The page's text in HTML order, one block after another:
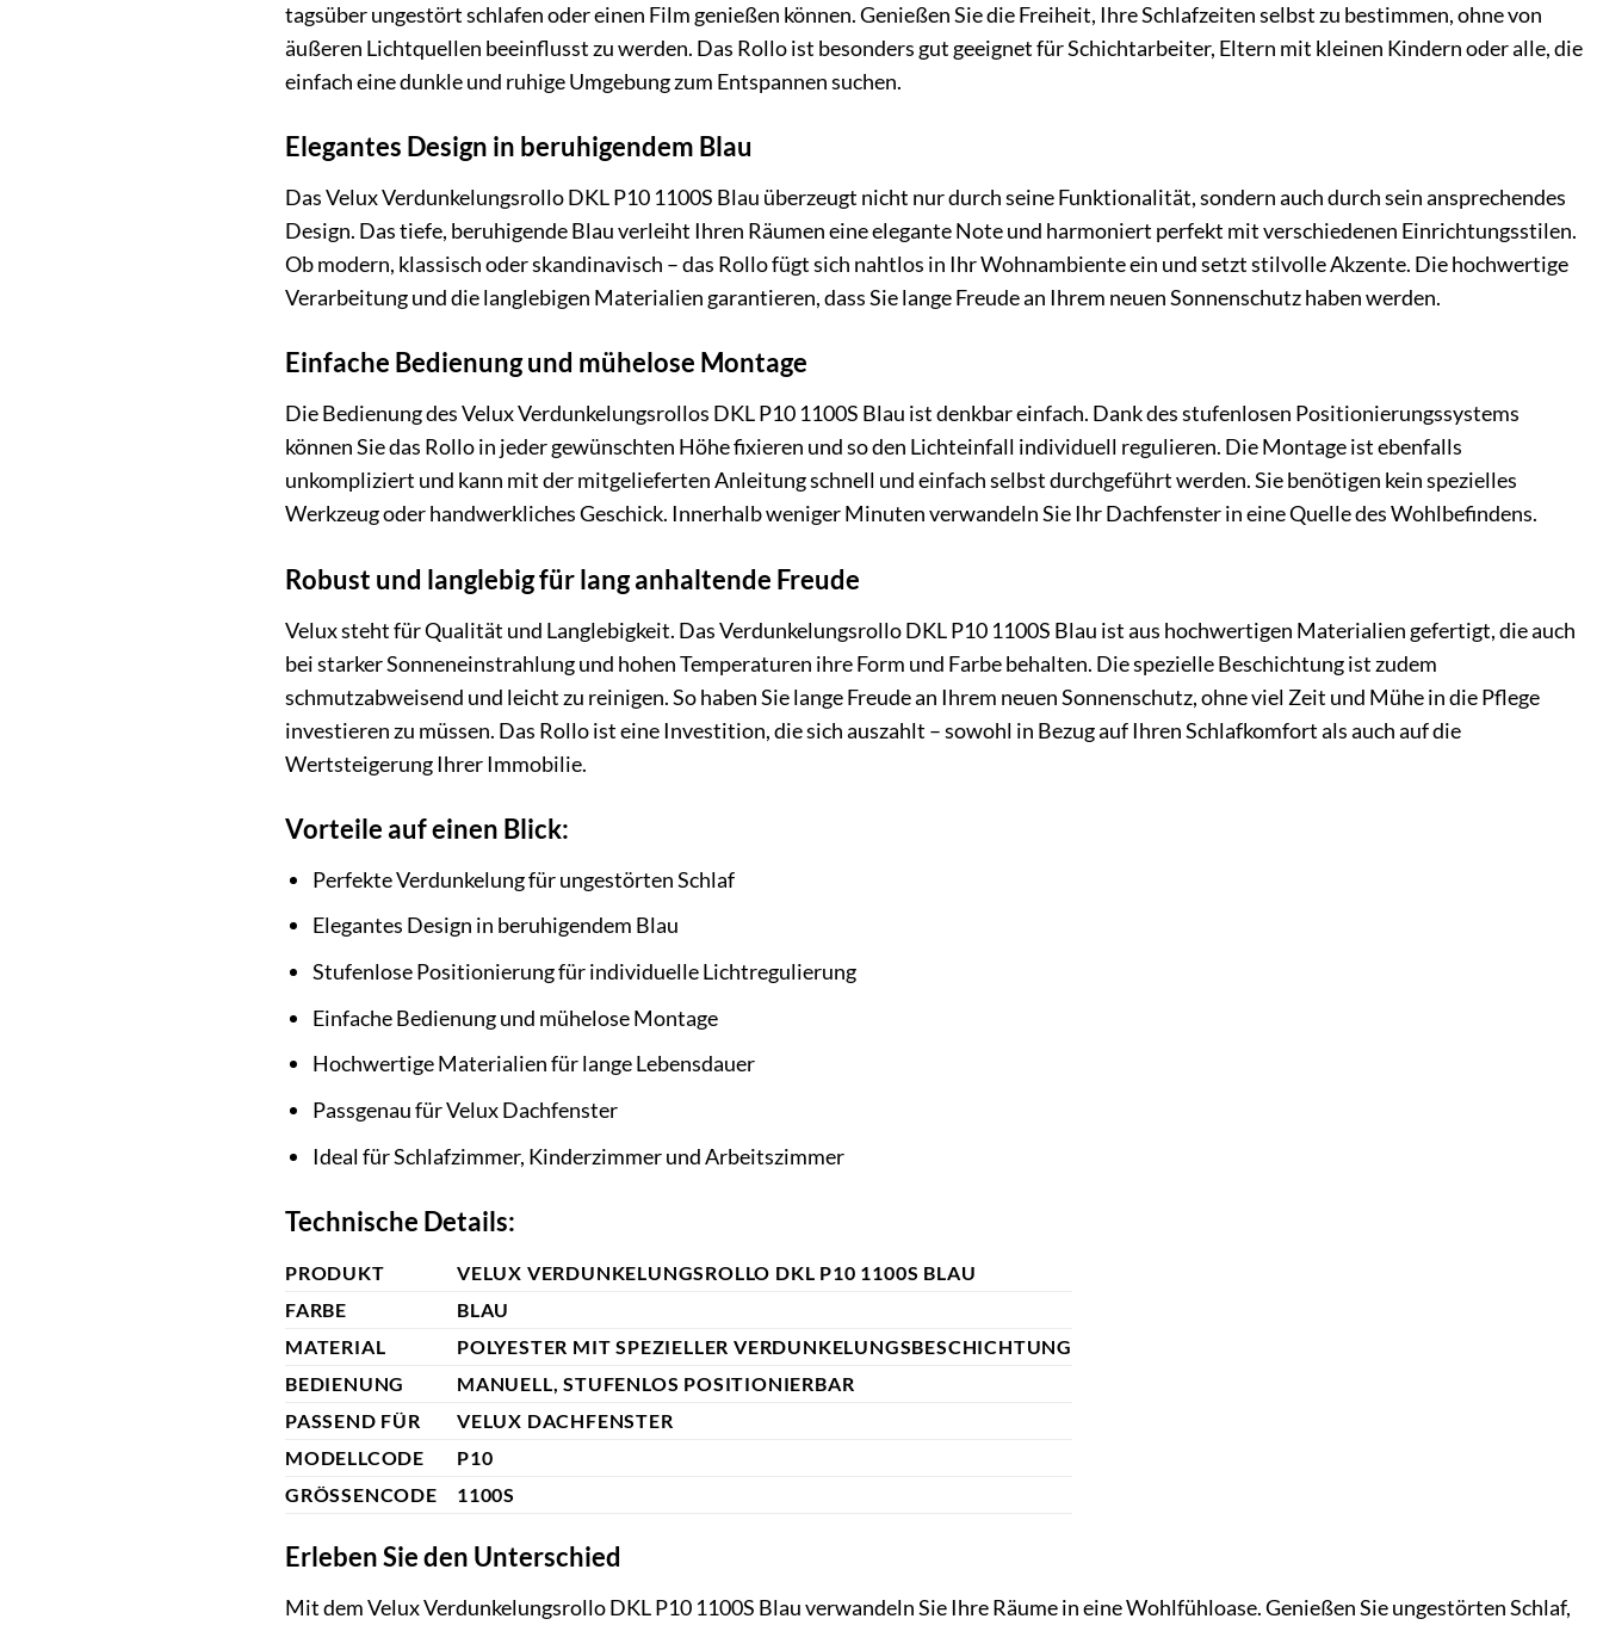
tagsüber ungestört schlafen oder einen Film genießen können. Genießen Sie die Freiheit, Ihre Schlafzeiten selbst zu bestimmen, ohne von
äußeren Lichtquellen beeinflusst zu werden. Das Rollo ist besonders gut geeignet für Schichtarbeiter, Eltern mit kleinen Kindern oder alle, die
einfach eine dunkle und ruhige Umgebung zum Entspannen suchen.
Elegantes Design in beruhigendem Blau
Das Velux Verdunkelungsrollo DKL P10 1100S Blau überzeugt nicht nur durch seine Funktionalität, sondern auch durch sein ansprechendes
Design. Das tiefe, beruhigende Blau verleiht Ihren Räumen eine elegante Note und harmoniert perfekt mit verschiedenen Einrichtungsstilen.
Ob modern, klassisch oder skandinavisch – das Rollo fügt sich nahtlos in Ihr Wohnambiente ein und setzt stilvolle Akzente. Die hochwertige
Verarbeitung und die langlebigen Materialien garantieren, dass Sie lange Freude an Ihrem neuen Sonnenschutz haben werden.
Einfache Bedienung und mühelose Montage
Die Bedienung des Velux Verdunkelungsrollos DKL P10 1100S Blau ist denkbar einfach. Dank des stufenlosen Positionierungssystems
können Sie das Rollo in jeder gewünschten Höhe fixieren und so den Lichteinfall individuell regulieren. Die Montage ist ebenfalls
unkompliziert und kann mit der mitgelieferten Anleitung schnell und einfach selbst durchgeführt werden. Sie benötigen kein spezielles
Werkzeug oder handwerkliches Geschick. Innerhalb weniger Minuten verwandeln Sie Ihr Dachfenster in eine Quelle des Wohlbefindens.
Robust und langlebig für lang anhaltende Freude
Velux steht für Qualität und Langlebigkeit. Das Verdunkelungsrollo DKL P10 1100S Blau ist aus hochwertigen Materialien gefertigt, die auch
bei starker Sonneneinstrahlung und hohen Temperaturen ihre Form und Farbe behalten. Die spezielle Beschichtung ist zudem
schmutzabweisend und leicht zu reinigen. So haben Sie lange Freude an Ihrem neuen Sonnenschutz, ohne viel Zeit und Mühe in die Pflege
investieren zu müssen. Das Rollo ist eine Investition, die sich auszahlt – sowohl in Bezug auf Ihren Schlafkomfort als auch auf die
Wertsteigerung Ihrer Immobilie.
Vorteile auf einen Blick:
Perfekte Verdunkelung für ungestörten Schlaf
Elegantes Design in beruhigendem Blau
Stufenlose Positionierung für individuelle Lichtregulierung
Einfache Bedienung und mühelose Montage
Hochwertige Materialien für lange Lebensdauer
Passgenau für Velux Dachfenster
Ideal für Schlafzimmer, Kinderzimmer und Arbeitszimmer
Technische Details:
PRODUKT
VELUX VERDUNKELUNGSROLLO DKL P10 1100S BLAU
FARBE
BLAU
MATERIAL
POLYESTER MIT SPEZIELLER VERDUNKELUNGSBESCHICHTUNG
BEDIENUNG
MANUELL, STUFENLOS POSITIONIERBAR
PASSEND FÜR
VELUX DACHFENSTER
MODELLCODE
P10
GRÖSSENCODE
1100S
Erleben Sie den Unterschied
Mit dem Velux Verdunkelungsrollo DKL P10 1100S Blau verwandeln Sie Ihre Räume in eine Wohlfühloase. Genießen Sie ungestörten Schlaf,